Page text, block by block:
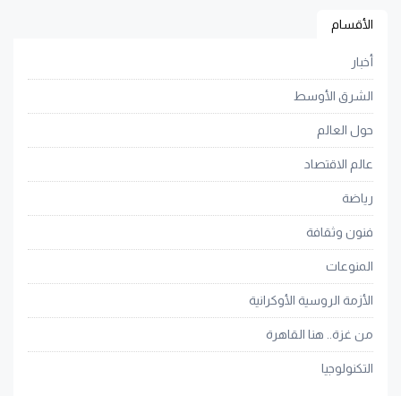
الأقسام
أخبار
الشرق الأوسط
حول العالم
عالم الاقتصاد
رياضة
فنون وثقافة
المنوعات
الأزمة الروسية الأوكرانية
من غزة.. هنا القاهرة
التكنولوجيا